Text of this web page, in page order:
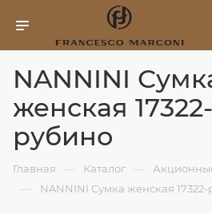
NANNINI
женская 17322-
рубино
Главная — Каталог —
— NANNINI Сумка женская